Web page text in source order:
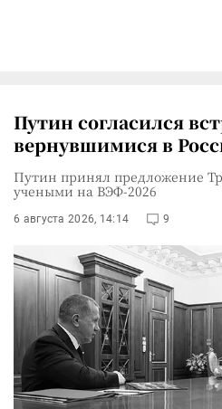
Путин согласился
вернувшимися в
Путин принял предложение
учеными на ВЭФ-2026
6 августа 2026, 14:14 9